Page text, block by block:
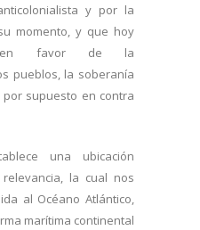
y por la
momento, y que hoy
en favor de la
pueblos, la soberanía
supuesto en contra
una ubicación
la cual nos
al Océano Atlántico,
marítima continental